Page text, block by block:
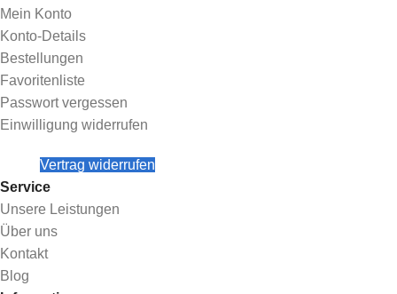
Mein Konto
Konto-Details
Bestellungen
Favoritenliste
Passwort vergessen
Einwilligung widerrufen
Vertrag widerrufen
Service
Unsere Leistungen
Über uns
Kontakt
Blog